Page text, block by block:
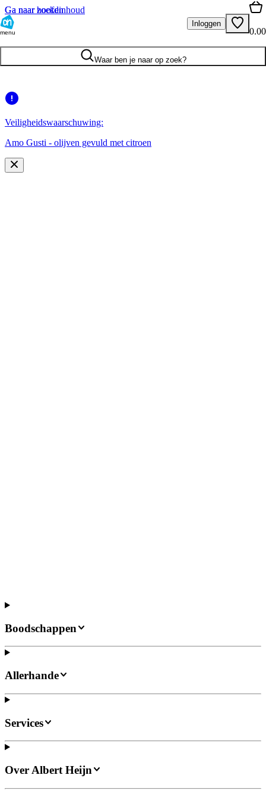
Ga naar hoofdinhoud
Ga naar zoeken
menu
Inloggen
0.00
Waar ben je naar op zoek?
Veiligheidswaarschuwing:
Amo Gusti - olijven gevuld met citroen
Boodschappen
Allerhande
Services
Over Albert Heijn